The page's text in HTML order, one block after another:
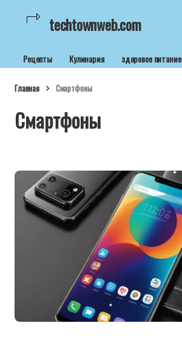
techtownweb.com
Рецепты Кулинария здоровое питание
Главная Смартфоны
Смартфоны